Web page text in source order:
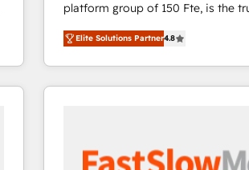
platform group of 150 Fte, is the trusted Elite
HubSpot CRM Partner offering
maximizing EBITDA and achieving
Excellence. With our targeted
strengthen your digital
dedicated to HubSpot and with
Elite Solutions Partner4.8